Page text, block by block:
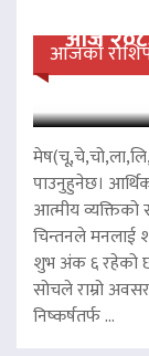
आजको
आज
पाउनुहुनेछ।
आत्मीय
चिन्तनले मनलाई
शुभ अंक ६ रहेको
सोचले राम्रो
निष्कर्षतर्फ ...